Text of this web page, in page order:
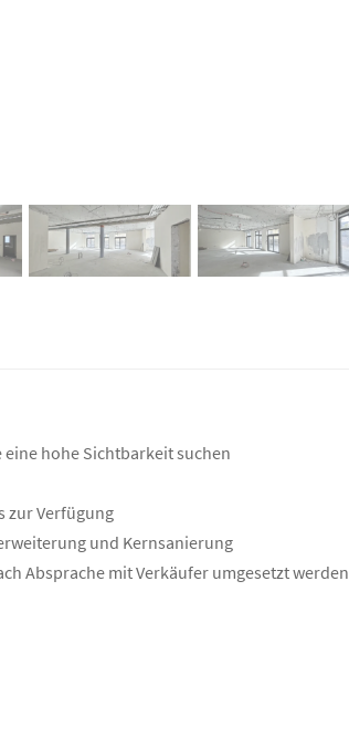
hohe Sichtbarkeit suchen
zur Verfügung
und Kernsanierung
Absprache mit Verkäufer umgesetzt werden